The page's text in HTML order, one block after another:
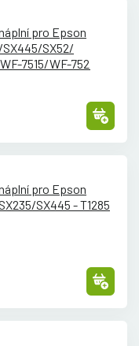
pro Epson
SX445/SX52/
WF-7515/WF-752
pro Epson
SX235/SX445 - T1285